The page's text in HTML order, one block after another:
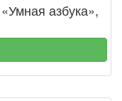
азбука»,